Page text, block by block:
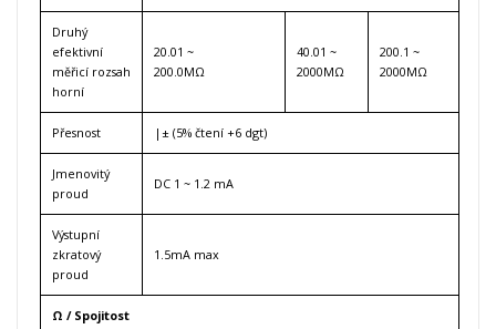
Druhý
efektivní
měřicí rozsah
horní
20.01 ~
200.0MΩ
40.01 ~
2000MΩ
200.1 ~
2000MΩ
Přesnost |± (5% čtení +6 dgt)
Jmenovitý
proud
DC 1 ~ 1.2 mA
Výstupní
zkratový
proud
1.5mA max
Ω / Spojitost